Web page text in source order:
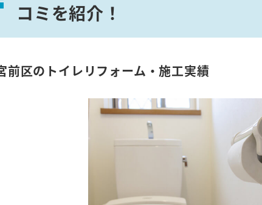
コミを紹介！
前区のトイレリフォーム・施工実績